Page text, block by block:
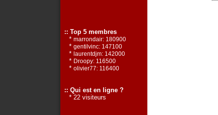
:: Top 5 membres
* marrondair: 180900
* gentilvinc: 147100
* laurentdjm: 142000
* Droopy: 116500
* olivier77: 116400
:: Qui est en ligne ?
* 22 visiteurs